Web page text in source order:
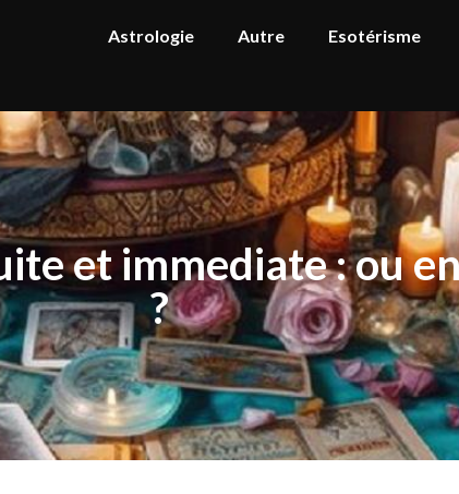
Astrologie Autre Esotérisme
et immediate : ou
?